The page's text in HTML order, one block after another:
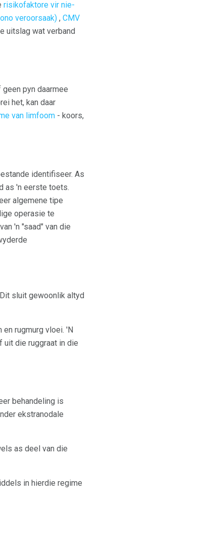
risikofaktore vir nie-
veroorsaak) , CMV
uitslag wat verband
pyn daarmee
het, kan daar
van limfoom - koors,
identifiseer. As
as 'n eerste toets.
algemene tipe
operasie te
'n "saad" van die
sluit gewoonlik altyd
rugmurg vloei. 'N
uit die ruggraat in die
behandeling is
ekstranodale
as deel van die
in hierdie regime